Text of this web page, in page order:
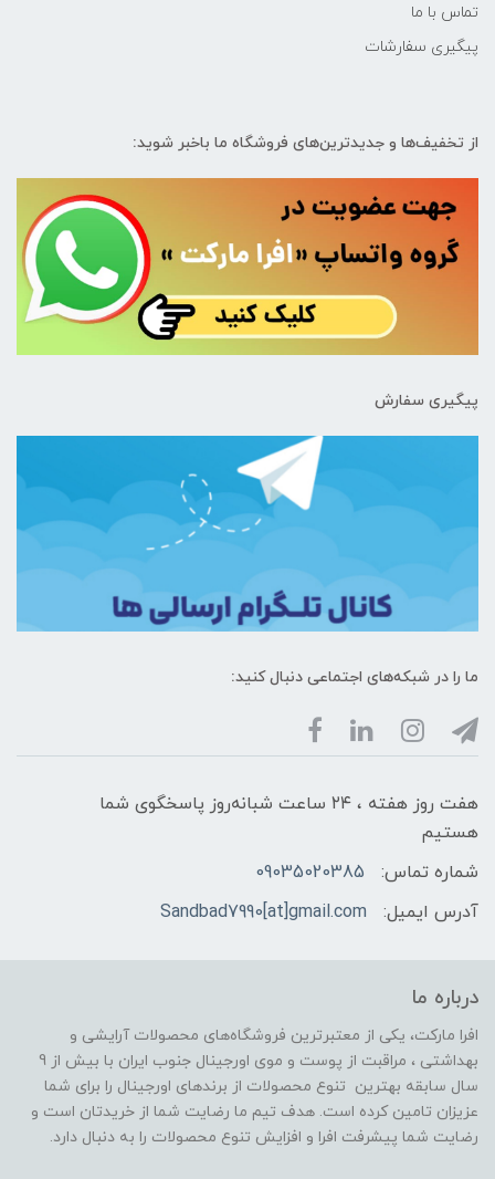
تماس با ما
پیگیری سفارشات
از تخفیف‌ها و جدیدترین‌های فروشگاه ما باخبر شوید:
پیگیری سفارش
ما را در شبکه‌های اجتماعی دنبال کنید:
هفت روز هفته ، ۲۴ ساعت شبانه‌روز پاسخگوی شما
هستیم
شماره تماس:
09035020385
آدرس ایمیل:
Sandbad7990[at]gmail.com
درباره ما
افرا مارکت، یکی از معتبرترین فروشگاه‌های محصولات آرایشی و
بهداشتی ، مراقبت از پوست و موی اورجینال جنوب ایران با بیش از 9
سال سابقه بهترین تنوع محصولات از برندهای اورجینال را برای شما
عزیزان تامین کرده است. هدف تیم ما رضایت شما از خریدتان است و
رضایت شما پیشرفت افرا و افزایش تنوع محصولات را به دنبال دارد.